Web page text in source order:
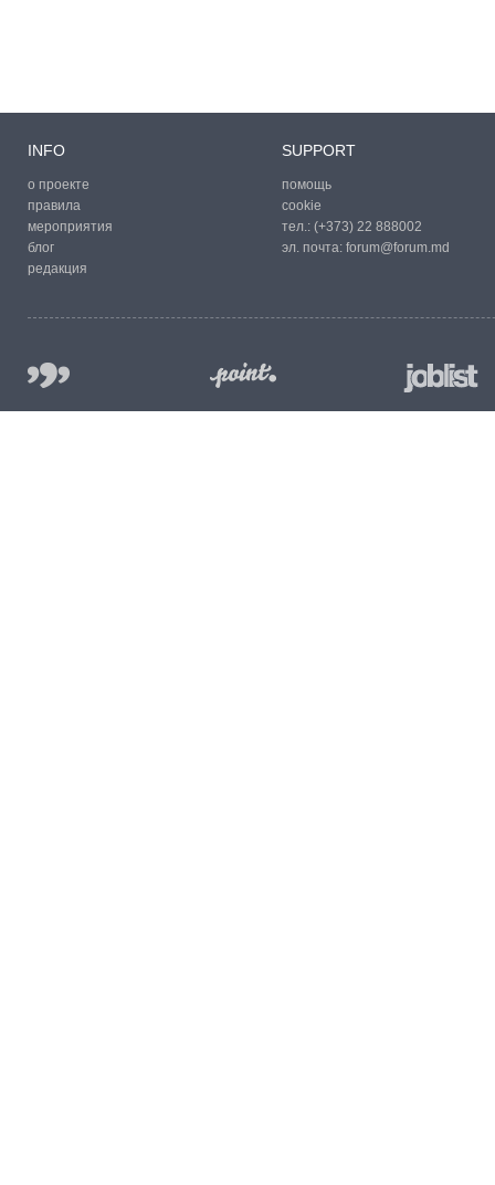
INFO
о проекте
правила
мероприятия
блог
редакция
SUPPORT
помощь
cookie
тел.: (+373) 22 888002
эл. почта: forum@forum.md